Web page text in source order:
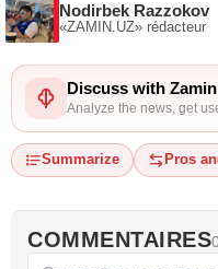
Nodirbek Razzokov
«ZAMIN.UZ» rédacteur
Discuss with Zamin
Analyze the news, get
Summarize Pros
COMMENTAIRES0